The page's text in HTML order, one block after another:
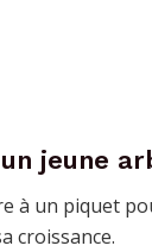
jeune
à un piquet
croissance.